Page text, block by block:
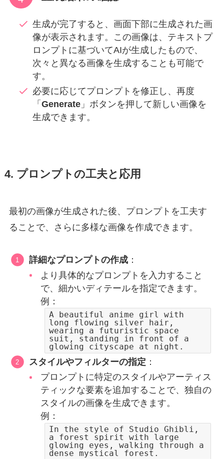
生成が完了すると、画面下部に生成された画
像が表示されます。この画像は、テキストプ
ロンプトに基づいてAIが生成したもので、
次々と異なる画像を生成することも可能で
す。
必要に応じてプロンプトを修正し、再度
「Generate 」ボタンを押して新しい画像を
生成できます。
4. プロンプトの工夫と応用
最初の画像が生成された後、プロンプトを工夫す
ることで、さらに多様な画像を作成できます。
詳細なプロンプトの作成 ：
より具体的なプロンプトを入力すること
で、細かいディテールを指定できます。
例：
A beautiful anime girl with
long flowing silver hair,
wearing a futuristic space
suit, standing in front of a
glowing cityscape at night.
スタイルやフィルターの指定 ：
プロンプトに特定のスタイルやアーティス
ティックな要素を追加することで、独自の
スタイルの画像を生成できます。
例：
In the style of Studio Ghibli,
a forest spirit with large
glowing eyes, walking through a
dense mystical forest.